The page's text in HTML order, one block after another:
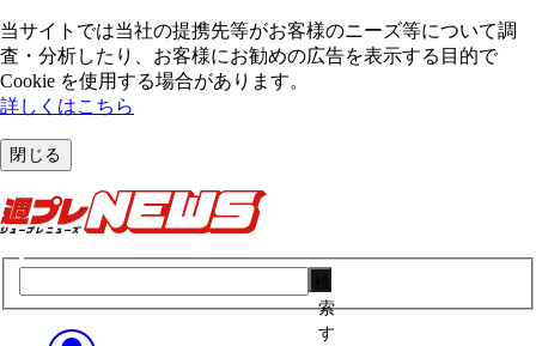
当サイトでは当社の提携先等がお客様のニーズ等について調
査・分析したり、お客様にお勧めの広告を表⽰する⽬的で
Cookie を使⽤する場合があります。
詳しくはこちら
閉じる
索
す